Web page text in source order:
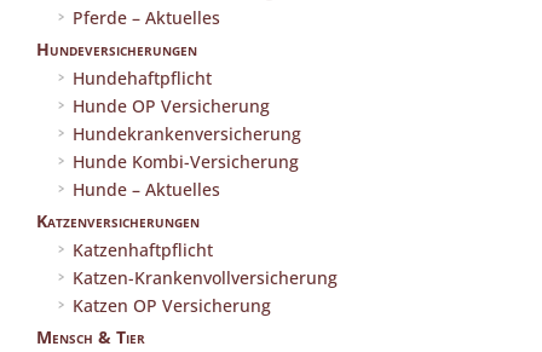
Pferde – Aktuelles
Hundeversicherungen
Hundehaftpflicht
Hunde OP Versicherung
Hundekrankenversicherung
Hunde Kombi-Versicherung
Hunde – Aktuelles
Katzenversicherungen
Katzenhaftpflicht
Katzen-Krankenvollversicherung
Katzen OP Versicherung
Mensch & Tier